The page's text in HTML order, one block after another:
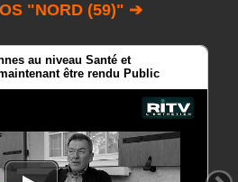
"NORD (59)" ➔
au niveau Santé et
être rendu Public